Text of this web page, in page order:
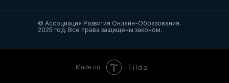
© Ассоциация Развития Онлайн-Образования.
2025 год. Все права защищены законом.
Made on Tilda